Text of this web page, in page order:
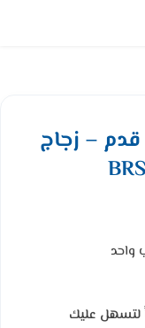
ثلاجة باب واحد بيسك 3 قدم – زجاج
لتسهل عليك